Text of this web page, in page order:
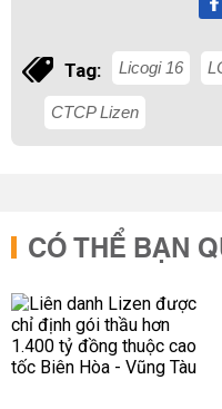
Tag: Licogi 16
CTCP Lizen
CÓ THỂ BẠN